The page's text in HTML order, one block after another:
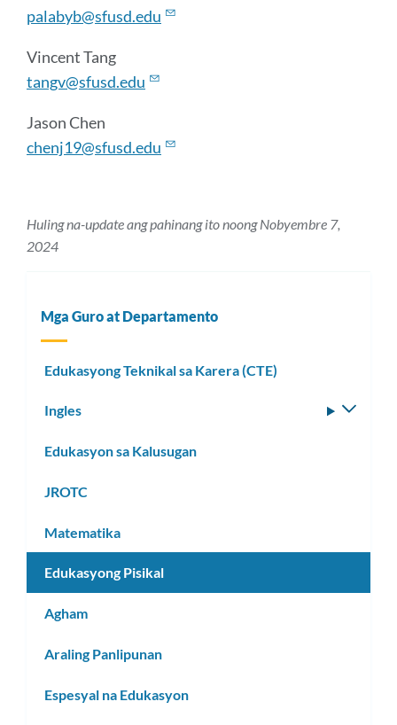
palabyb@sfusd.edu
Vincent Tang
tangv@sfusd.edu
Jason Chen
chenj19@sfusd.edu
Huling na-update ang pahinang ito noong Nobyembre 7,
2024
Mga Guro at Departamento
Edukasyong Teknikal sa Karera (CTE)
Ingles
Edukasyon sa Kalusugan
JROTC
Matematika
Edukasyong Pisikal
Agham
Araling Panlipunan
Espesyal na Edukasyon